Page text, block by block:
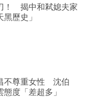
！ 揭中和弒媳夫家
歷史」
不尊重女性 沈伯
度「差超多」